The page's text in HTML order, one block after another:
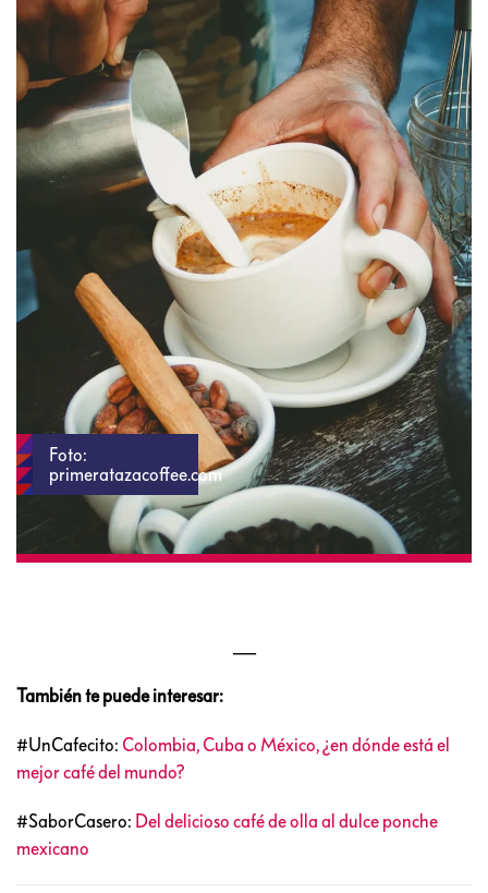
Foto:
primeratazacoffee.com
También te puede interesar:
#UnCafecito: Colombia, Cuba o México, ¿en dónde está el
mejor café del mundo?
#SaborCasero: Del delicioso café de olla al dulce ponche
mexicano